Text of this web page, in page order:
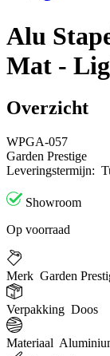
Alu
Mat -
Overzicht
WPGA-057
Garden Prestige
Leveringstermijn:
Showroom
Op voorraad
Merk Garden
Verpakking Doos
Materiaal